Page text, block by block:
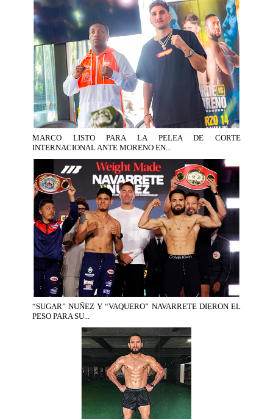
MARCO LISTO PARA LA PELEA DE CORTE
INTERNACIONAL ANTE MORENO EN...
“SUGAR” NUÑEZ Y “VAQUERO” NAVARRETE DIERON EL
PESO PARA SU...